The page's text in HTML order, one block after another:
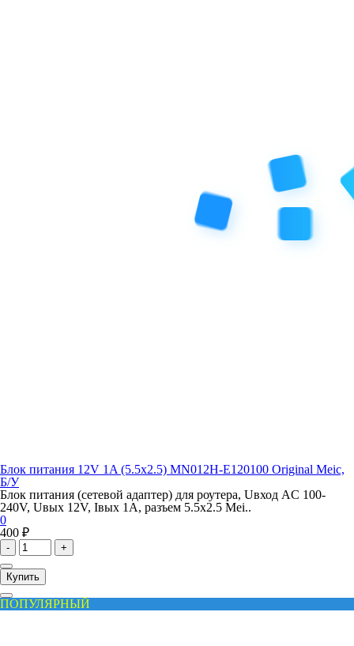
Блок питания 12V 1A (5.5x2.5) MN012H-E120100 Original Meic,
Б/У
Блок питания (сетевой адаптер) для роутера, Uвход AC 100-
240V, Uвых 12V, Iвых 1A, разъем 5.5x2.5 Mei..
0
400 ₽
- +
Купить
ПОПУЛЯРНЫЙ